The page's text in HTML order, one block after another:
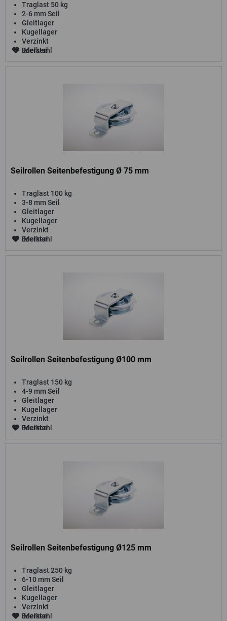
Traglast 50 kg
2-6 mm Seil
Gleitlager
Kugellager
Verzinkt
Edelstahl
Merken
Seilrollen Seitenbefestigung Ø 75 mm
Traglast 100 kg
3-8 mm Seil
Gleitlager
Kugellager
Verzinkt
Edelstahl
Merken
Seilrollen Seitenbefestigung Ø100 mm
Traglast 150 kg
4-9 mm Seil
Gleitlager
Kugellager
Verzinkt
Edelstahl
Merken
Seilrollen Seitenbefestigung Ø125 mm
Traglast 250 kg
6-10 mm Seil
Gleitlager
Kugellager
Verzinkt
Edelstahl
Merken